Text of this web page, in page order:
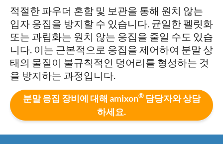
적절한 파우더 혼합 및 보관을 통해 원치 않는
입자 응집을 방지할 수 있습니다. 균일한 펠릿화
또는 과립화는 원치 않는 응집을 줄일 수도 있습
니다. 이는 근본적으로 응집을 제어하여 분말 상
태의 물질이 불규칙적인 덩어리를 형성하는 것
을 방지하는 과정입니다.
분말 응집 장비에 대해 amixon®담당자와 상담
하세요.